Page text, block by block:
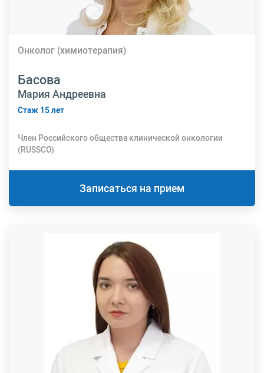
Онколог (химиотерапия)
Басова
Мария Андреевна
Стаж 15 лет
Член Российского общества клинической онкологии
(RUSSCO)
Записаться на прием